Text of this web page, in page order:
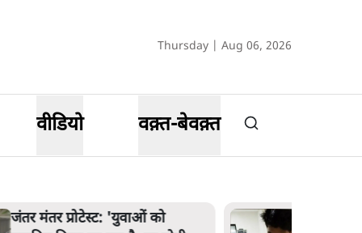
Thursday | Aug 06, 2026
वीडियो वक़्त-बेवक़्त
पेंटर प्रशांत की दर्दनाक दास्तान- जंतर